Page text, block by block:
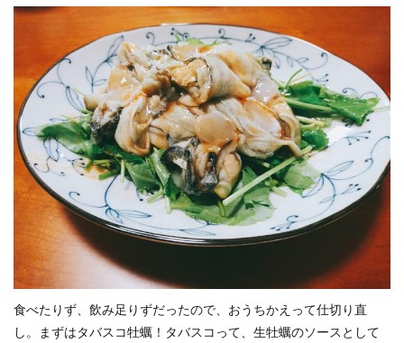
食べたりず、飲み足りずだったので、おうちかえって仕切り直
し。まずはタバスコ牡蠣！タバスコって、生牡蠣のソースとして